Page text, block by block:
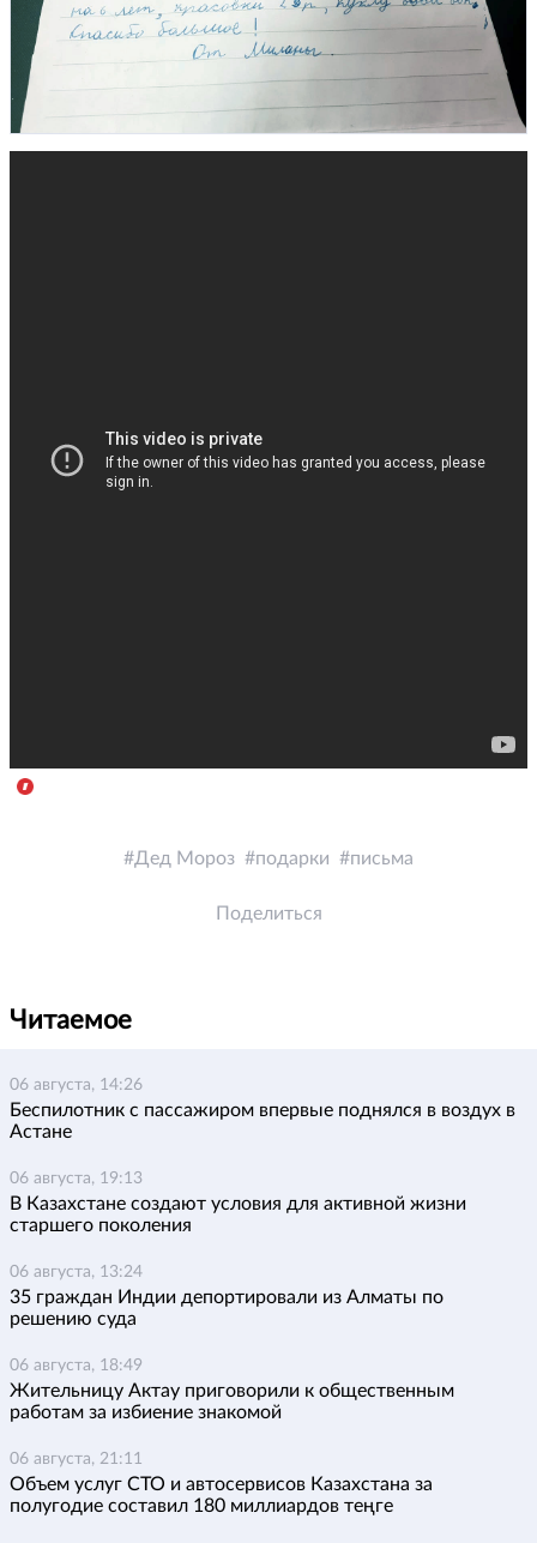
Дед Мороз подарки письма
Поделиться
Читаемое
06 августа, 14:26
Беспилотник с пассажиром впервые поднялся в воздух в
Астане
06 августа, 19:13
В Казахстане создают условия для активной жизни
старшего поколения
06 августа, 13:24
35 граждан Индии депортировали из Алматы по
решению суда
06 августа, 18:49
Жительницу Актау приговорили к общественным
работам за избиение знакомой
06 августа, 21:11
Объем услуг СТО и автосервисов Казахстана за
полугодие составил 180 миллиардов теңге